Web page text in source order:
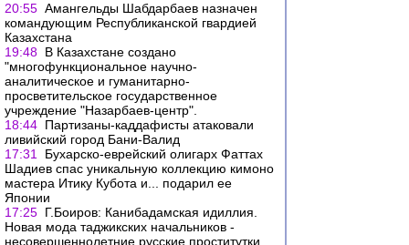
20:55 Амангельды Шабдарбаев назначен
командующим Республиканской гвардией
Казахстана
19:48 В Казахстане создано
"многофункциональное научно-
аналитическое и гуманитарно-
просветительское государственное
учреждение "Назарбаев-центр".
18:44 Партизаны-каддафисты атаковали
ливийский город Бани-Валид
17:31
Бухарско-еврейский олигарх Фаттах
Шадиев спас уникальную коллекцию кимоно
мастера Итику Кубота и... подарил ее
Японии
17:25 Г.Боиров: Канибадамская идиллия.
Новая мода таджикских начальников -
несовершеннолетние русские проститутки